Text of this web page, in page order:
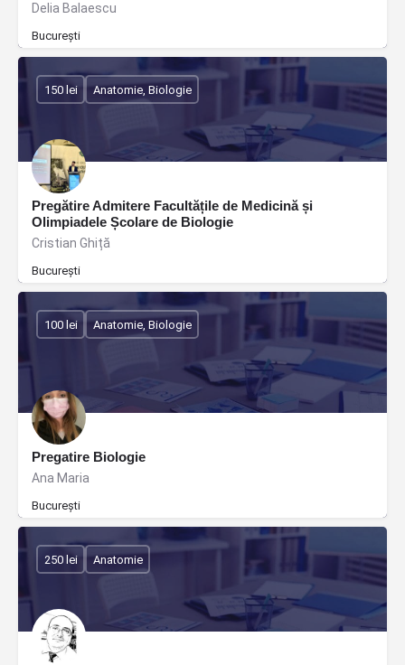
Delia Balaescu
București
Pregătire Admitere Facultățile de Medicină și
Olimpiadele Școlare de Biologie
Cristian Ghiță
București
150 lei Anatomie, Biologie
Pregatire Biologie
Ana Maria
București
100 lei Anatomie, Biologie
250 lei Anatomie